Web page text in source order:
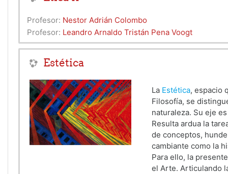
Profesor: Nestor Adrián Colombo
Profesor: Leandro Arnaldo Tristán Pena Voogt
Estética
La Estética, espacio
Filosofía, se
naturaleza. Su eje
Resulta ardua la
de conceptos,
cambiante como la
Para ello, la
el Arte. Articulando